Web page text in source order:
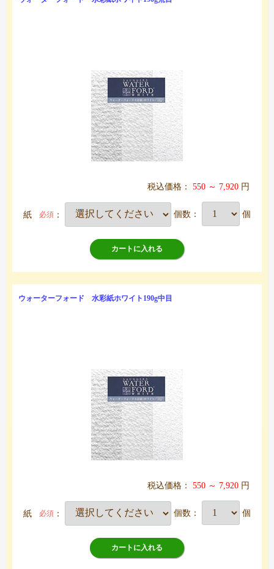
税込価格： 550 ～ 7,920 円
紙 必須 ： 個数： 個
カートに入れる
ウォーターフォード 水彩紙ホワイト190g中目
税込価格： 550 ～ 7,920 円
紙 必須 ： 個数： 個
カートに入れる